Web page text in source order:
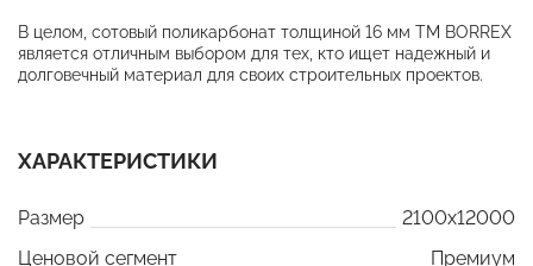
В целом, сотовый поликарбонат толщиной 16 мм ТМ BORREX
является отличным выбором для тех, кто ищет надежный и
долговечный материал для своих строительных проектов.
ХАРАКТЕРИСТИКИ
Размер
2100x12000
Ценовой сегмент
Премиум